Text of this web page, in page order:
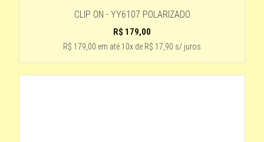
CLIP ON - YY6107 POLARIZADO
R$ 179,00
R$ 179,00 em até 10x de R$ 17,90 s/ juros